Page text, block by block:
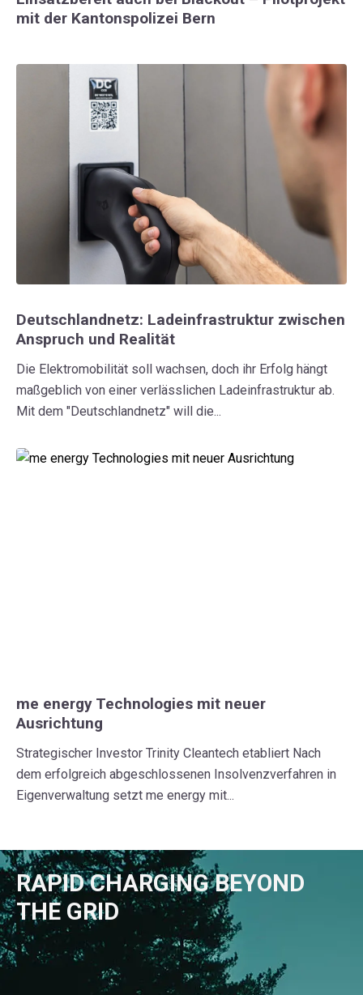
mit der Kantonspolizei Bern
Deutschlandnetz: Ladeinfrastruktur zwischen
Anspruch und Realität
Die Elektromobilität soll wachsen, doch ihr Erfolg hängt
maßgeblich von einer verlässlichen Ladeinfrastruktur ab.
Mit dem "Deutschlandnetz" will die...
me energy Technologies mit neuer
Ausrichtung
Strategischer Investor Trinity Cleantech etabliert Nach
dem erfolgreich abgeschlossenen Insolvenzverfahren in
Eigenverwaltung setzt me energy mit...
RAPID CHARGING BEYOND
THE GRID